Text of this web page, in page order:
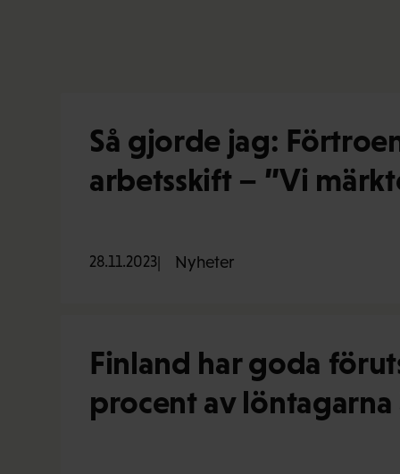
Så gjorde jag:
arbetsskift – ”Vi
28.11.2023 Nyheter
Finland har goda
procent av